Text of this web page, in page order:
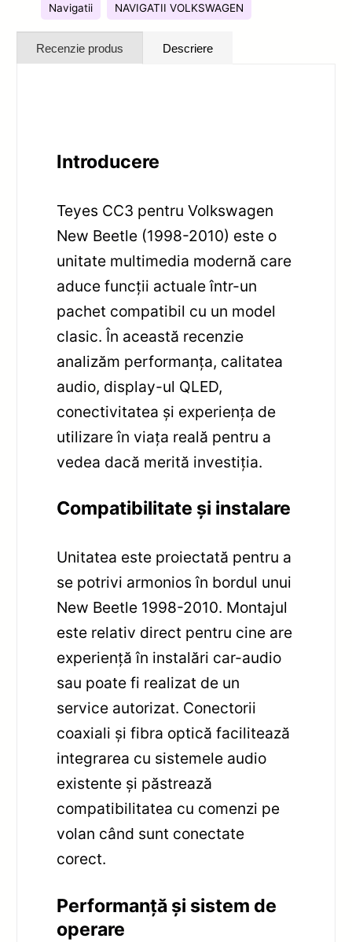
Navigatii NAVIGATII VOLKSWAGEN
Recenzie produs Descriere
Introducere
Teyes CC3 pentru Volkswagen
New Beetle (1998-2010) este o
unitate multimedia modernă care
aduce funcții actuale într-un
pachet compatibil cu un model
clasic. În această recenzie
analizăm performanța, calitatea
audio, display-ul QLED,
conectivitatea și experiența de
utilizare în viața reală pentru a
vedea dacă merită investiția.
Compatibilitate și instalare
Unitatea este proiectată pentru a
se potrivi armonios în bordul unui
New Beetle 1998-2010. Montajul
este relativ direct pentru cine are
experiență în instalări car-audio
sau poate fi realizat de un
service autorizat. Conectorii
coaxiali și fibra optică facilitează
integrarea cu sistemele audio
existente și păstrează
compatibilitatea cu comenzi pe
volan când sunt conectate
corect.
Performanță și sistem de
operare